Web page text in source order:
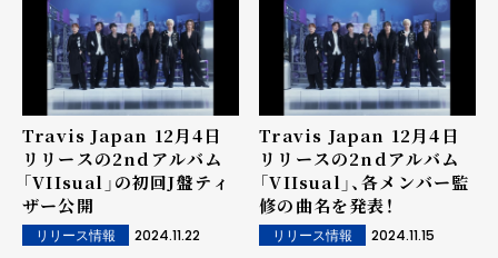
Travis Japan 12月4日
リリースの2ndアルバム
「VIIsual」の初回J盤ティ
ザー公開
リリース情報 2024.11.22
Travis Japan 12月4日
リリースの2ndアルバム
「VIIsual」、各メンバー監
修の曲名を発表！
リリース情報 2024.11.15